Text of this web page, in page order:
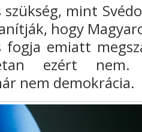
mint
hogy
emiatt
ezért
nem demokrácia.